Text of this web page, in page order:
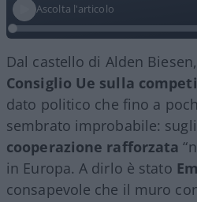
Ascolta l'articolo
Dal castello di Alden
Consiglio Ue sulla
dato politico che fino a
sembrato improbabile: sugli
cooperazione rafforzata
in Europa. A dirlo è stato
consapevole che il muro